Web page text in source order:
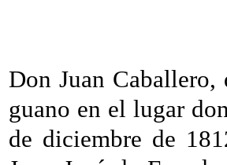
Don Juan
guano en el lugar
de diciembre de